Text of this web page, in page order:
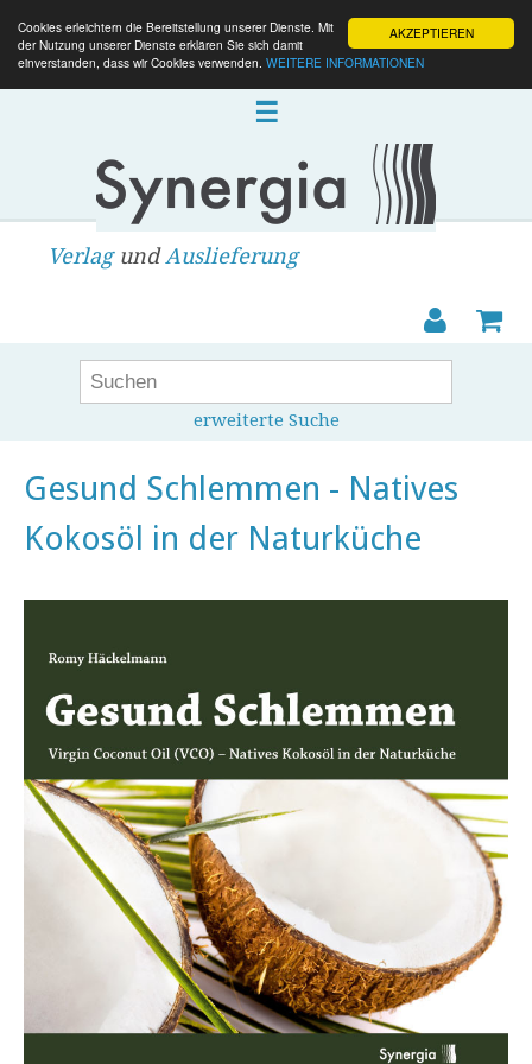
AKZEPTIEREN
Cookies erleichtern die Bereitstellung unserer Dienste. Mit
der Nutzung unserer Dienste erklären Sie sich damit
einverstanden, dass wir Cookies verwenden. WEITERE INFORMATIONEN
☰
VerlagundAuslieferung
erweiterte Suche
Gesund Schlemmen - Natives
Kokosöl in der Naturküche